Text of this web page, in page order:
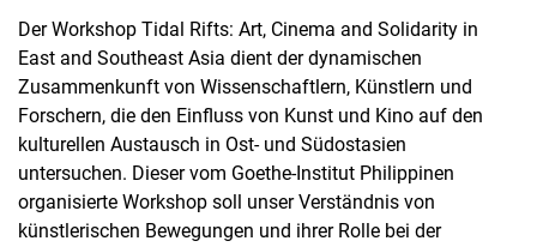
Alle Meldungen
Alle Termine
Der Workshop Tidal Rifts: Art, Cinema and Solidarity in
East and Southeast Asia dient der dynamischen
Zusammenkunft von Wissenschaftlern, Künstlern und
Forschern, die den Einfluss von Kunst und Kino auf den
kulturellen Austausch in Ost- und Südostasien
untersuchen. Dieser vom Goethe-Institut Philippinen
organisierte Workshop soll unser Verständnis von
künstlerischen Bewegungen und ihrer Rolle bei der